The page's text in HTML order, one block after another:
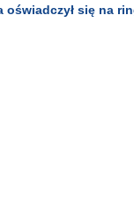
oświadczył się na